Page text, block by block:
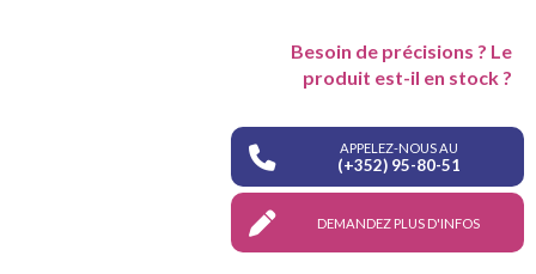
Besoin de précisions ? Le
produit est-il en stock ?
APPELEZ-NOUS AU
(+352) 95-80-51
DEMANDEZ PLUS D'INFOS